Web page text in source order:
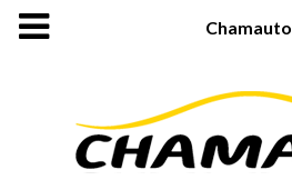
Chamauto